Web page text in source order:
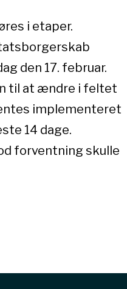
i etaper.
den 17. februar.
til at ændre i feltet
implementeret
14 dage.
forventning skulle